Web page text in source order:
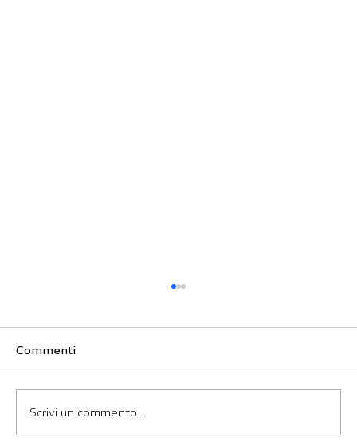
Commenti
Scrivi un commento...